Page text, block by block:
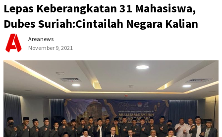
Lepas Keberangkatan 31 Mahasiswa,
Dubes Suriah:Cintailah Negara Kalian
Areanews
November 9, 2021